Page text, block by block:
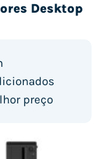
Desktop
preço